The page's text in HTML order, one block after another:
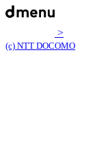
>
(c) NTT DOCOMO